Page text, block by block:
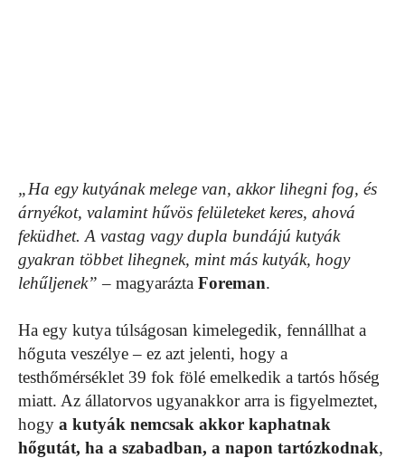
„Ha egy kutyának melege van, akkor lihegni fog, és
árnyékot, valamint hűvös felületeket keres, ahová
feküdhet. A vastag vagy dupla bundájú kutyák
gyakran többet lihegnek, mint más kutyák, hogy
lehűljenek” – magyarázta Foreman.
Ha egy kutya túlságosan kimelegedik, fennállhat a
hőguta veszélye – ez azt jelenti, hogy a
testhőmérséklet 39 fok fölé emelkedik a tartós hőség
miatt. Az állatorvos ugyanakkor arra is figyelmeztet,
hogy a kutyák nemcsak akkor kaphatnak
hőgutát, ha a szabadban, a napon tartózkodnak,